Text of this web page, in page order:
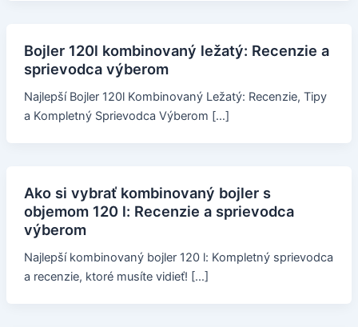
Bojler 120l kombinovaný ležatý: Recenzie a
sprievodca výberom
Najlepší Bojler 120l Kombinovaný Ležatý: Recenzie, Tipy
a Kompletný Sprievodca Výberom […]
Ako si vybrať kombinovaný bojler s
objemom 120 l: Recenzie a sprievodca
výberom
Najlepší kombinovaný bojler 120 l: Kompletný sprievodca
a recenzie, ktoré musíte vidieť! […]